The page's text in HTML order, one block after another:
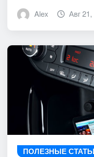
Alex Авг
ПОЛЕЗНЫЕ